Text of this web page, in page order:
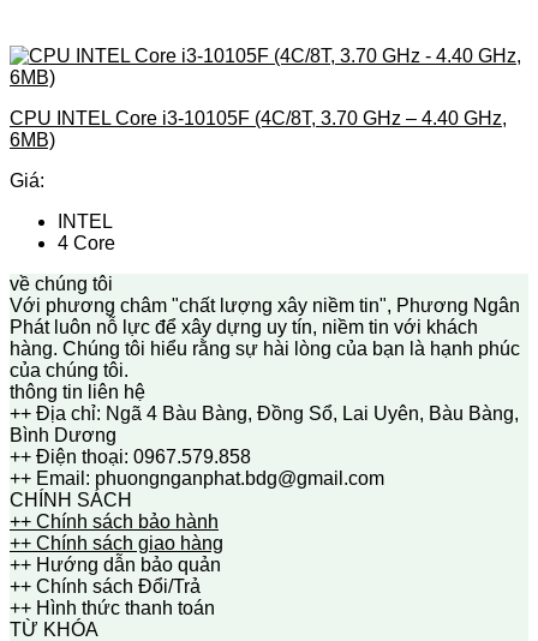
CPU INTEL Core i3-10105F (4C/8T, 3.70 GHz – 4.40 GHz,
6MB)
Giá:
INTEL
4 Core
về chúng tôi
Với phương châm "chất lượng xây niềm tin", Phương Ngân
Phát luôn nỗ lực để xây dựng uy tín, niềm tin với khách
hàng. Chúng tôi hiểu rằng sự hài lòng của bạn là hạnh phúc
của chúng tôi.
thông tin liên hệ
++ Địa chỉ: Ngã 4 Bàu Bàng, Đồng Sổ, Lai Uyên, Bàu Bàng,
Bình Dương
++ Điện thoại: 0967.579.858
++ Email: phuongnganphat.bdg@gmail.com
CHÍNH SÁCH
++ Chính sách bảo hành
++ Chính sách giao hàng
++ Hướng dẫn bảo quản
++ Chính sách Đổi/Trả
++ Hình thức thanh toán
TỪ KHÓA